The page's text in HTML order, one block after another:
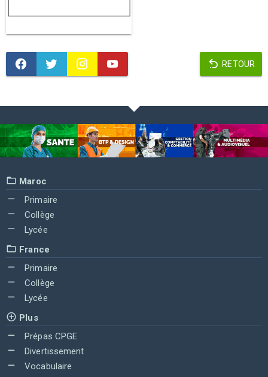
RETOUR
Maroc
Primaire
Collège
Lycée
France
Primaire
Collège
Lycée
Plus
Prépas CPGE
Divertissement
Vocabulaire